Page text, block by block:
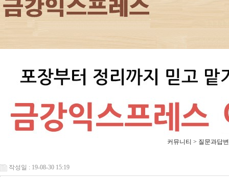
커뮤니티 > 질문과답변
작성일 : 19-08-30 15:19